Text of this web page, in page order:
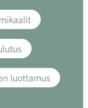
luottamus